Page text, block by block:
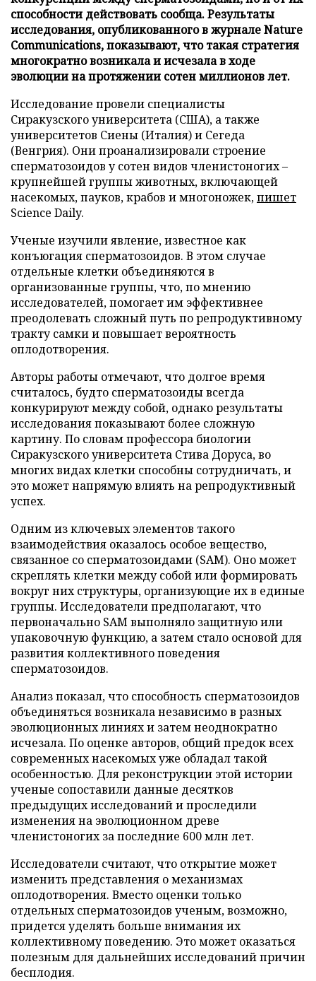
способности действовать сообща. Результаты
исследования, опубликованного в журнале Nature
Communications, показывают, что такая стратегия
многократно возникала и исчезала в ходе
эволюции на протяжении сотен миллионов лет.
Исследование провели специалисты
Сиракузского университета (США), а также
университетов Сиены (Италия) и Сегеда
(Венгрия). Они проанализировали строение
сперматозоидов у сотен видов членистоногих –
крупнейшей группы животных, включающей
насекомых, пауков, крабов и многоножек,пишет
Science Daily.
Ученые изучили явление, известное как
конъюгация сперматозоидов. В этом случае
отдельные клетки объединяются в
организованные группы, что, по мнению
исследователей, помогает им эффективнее
преодолевать сложный путь по репродуктивному
тракту самки и повышает вероятность
оплодотворения.
Авторы работы отмечают, что долгое время
считалось, будто сперматозоиды всегда
конкурируют между собой, однако результаты
исследования показывают более сложную
картину. По словам профессора биологии
Сиракузского университета Стива Доруса, во
многих видах клетки способны сотрудничать, и
это может напрямую влиять на репродуктивный
успех.
Одним из ключевых элементов такого
взаимодействия оказалось особое вещество,
связанное со сперматозоидами (SAM). Оно может
скреплять клетки между собой или формировать
вокруг них структуры, организующие их в единые
группы. Исследователи предполагают, что
первоначально SAM выполняло защитную или
упаковочную функцию, а затем стало основой для
развития коллективного поведения
сперматозоидов.
Анализ показал, что способность сперматозоидов
объединяться возникала независимо в разных
эволюционных линиях и затем неоднократно
исчезала. По оценке авторов, общий предок всех
современных насекомых уже обладал такой
особенностью. Для реконструкции этой истории
ученые сопоставили данные десятков
предыдущих исследований и проследили
изменения на эволюционном древе
членистоногих за последние 600 млн лет.
Исследователи считают, что открытие может
изменить представления о механизмах
оплодотворения. Вместо оценки только
отдельных сперматозоидов ученым, возможно,
придется уделять больше внимания их
коллективному поведению. Это может оказаться
полезным для дальнейших исследований причин
бесплодия.